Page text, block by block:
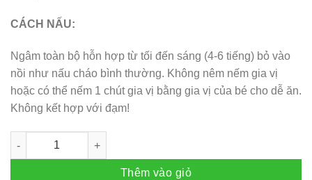
CÁCH NẤU:
Ngâm toàn bộ hỗn hợp từ tối đến sáng (4-6 tiếng) bỏ vào
nồi như nấu cháo bình thường. Không nêm nếm gia vị
hoặc có thể nếm 1 chút gia vị bằng gia vị của bé cho dễ ăn.
Không kết hợp với đạm!
Cháo thảo mộc 05 (gói khoảng 75gr 1 lần nấu) số lượng
Thêm vào giỏ